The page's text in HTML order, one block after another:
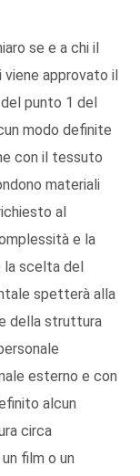
se e a chi il
approvato il
punto 1 del
modo definite
con il tessuto
materiali
al
e la
scelta del
spetterà alla
della struttura
esterno e con
alcun
circa
film o un